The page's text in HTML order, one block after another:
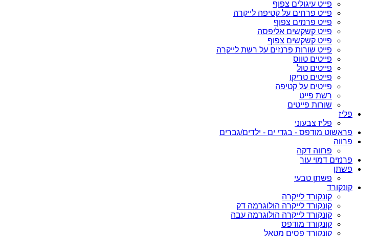
פייט עיגולים צפוף
פייט פרחים על קטיפה לייקרה
פייט פרנזים צפוף
פייט קשקשים אליפסה
פייט קשקשים צפוף
פייט שורות פרנזים על רשת לייקרה
פייטים טווס
פייטים טול
פייטים טריקו
פייטים על קטיפה
רשת פייט
שורות פייטים
פליז
פליז צבעוני
פראשוט מודפס - בגדי ים - ילדים/גברים
פרווה
פרווה דקה
פרנזים דמוי עור
פשתן
פשתן טבעי
קונקורד
קונקורד לייקרה
קונקורד לייקרה הולוגרמה דק
קונקורד לייקרה הולוגרמה עבה
קונקורד מודפס
קונקורד פסים מטאל